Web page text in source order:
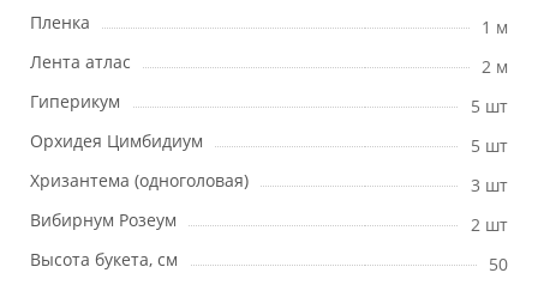
Пленка
1 м
Лента атлас
2 м
Гиперикум
5 шт
Орхидея Цимбидиум
5 шт
Хризантема (одноголовая)
3 шт
Вибирнум Розеум
2 шт
Высота букета, см
50